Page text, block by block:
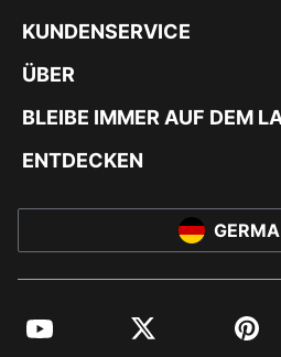
KUNDENSERVICE
ÜBER
BLEIBE IMMER AUF DEM
ENTDECKEN
YouTube Twitter